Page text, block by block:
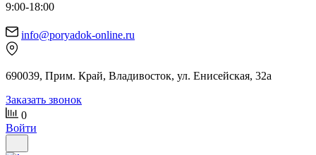
9:00-18:00
info@poryadok-online.ru
690039, Прим. Край, Владивосток, ул. Енисейская, 32а
Заказать звонок
0
Войти